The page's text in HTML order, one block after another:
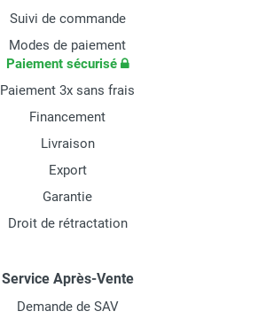
Suivi de commande
Modes de paiement
Paiement sécurisé
Paiement 3x sans frais
Financement
Livraison
Export
Garantie
Droit de rétractation
Service Après-Vente
Demande de SAV